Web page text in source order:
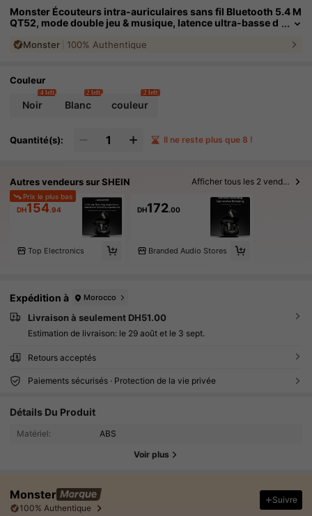
Monster Écouteurs intra-auriculaires sans fil Bluetooth 5.4 M
QT52, mode double jeu & musique, latence ultra-basse d
bruit, étanche IPX4, longue autonomie, convient pour les jeu
Monster 100% Authentique
Couleur
Noir
4 left
Blanc
2 left
couleur
2 left
Quantité(s): Il ne reste plus que 8 !
Autres vendeurs sur SHEIN Afficher tous les 2 vendeurs
Prix le plus bas
DH154.94
Top Electronics
DH172.00
Branded Audio Stores
Expédition à Morocco
Livraison à seulement DH51.00
Estimation de livraison: le 29 août et le 3 sept.
Retours acceptés
Paiements sécurisés · Protection de la vie privée
Détails Du Produit
Matériel: ABS
Voir plus
Monster
100% Authentique
Suivre